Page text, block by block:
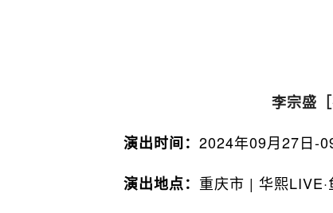
李宗盛
演出时间： 2024年09月27日-
演出地点： 重庆市 | 华熙LIVE·